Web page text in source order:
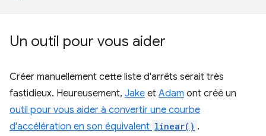
Un outil pour vous aider
Créer manuellement cette liste d'arrêts serait très
fastidieux. Heureusement, Jake et Adam ont créé un
outil pour vous aider à convertir une courbe
d'accélération en son équivalent linear() .